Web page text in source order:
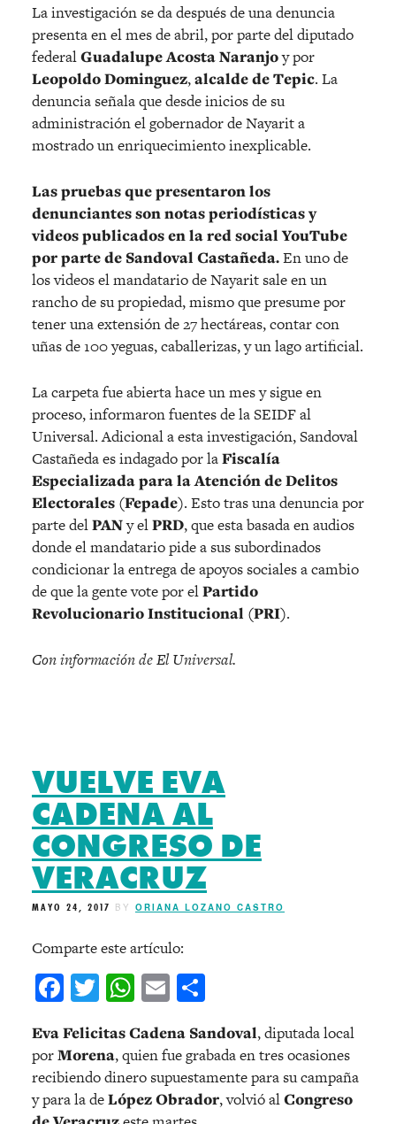
La investigación se da después de una denuncia
presenta en el mes de abril, por parte del diputado
federalGuadalupe Acosta Naranjoy por
Leopoldo Dominguez,alcalde de Tepic. La
denuncia señala que desde inicios de su
administración el gobernador de Nayarit a
mostrado un enriquecimiento inexplicable.
Las pruebas que presentaron los
denunciantes son notas periodísticas y
videos publicados en la red social YouTube
por parte de Sandoval Castañeda.En uno de
los videos el mandatario de Nayarit sale en un
rancho de su propiedad, mismo que presume por
tener una extensión de 27 hectáreas, contar con
uñas de 100 yeguas, caballerizas, y un lago artificial.
La carpeta fue abierta hace un mes y sigue en
proceso, informaron fuentes de la SEIDF al
Universal. Adicional a esta investigación, Sandoval
Castañeda es indagado por laFiscalía
Especializada para la Atención de Delitos
Electorales (Fepade). Esto tras una denuncia por
parte delPANy elPRD, que esta basada en audios
donde el mandatario pide a sus subordinados
condicionar la entrega de apoyos sociales a cambio
de que la gente vote por elPartido
Revolucionario Institucional (PRI).
Con información de El Universal.
VUELVE EVA
CADENA AL
CONGRESO DE
VERACRUZ
MAYO 24, 2017 BY ORIANA LOZANO CASTRO
Comparte este artículo:
Facebook
Twitter
WhatsApp
Email
Eva Felicitas Cadena Sandoval, diputada local
porMorena, quien fue grabada en tres ocasiones
recibiendo dinero supuestamente para su campaña
y para la deLópez Obrador, volvió alCongreso